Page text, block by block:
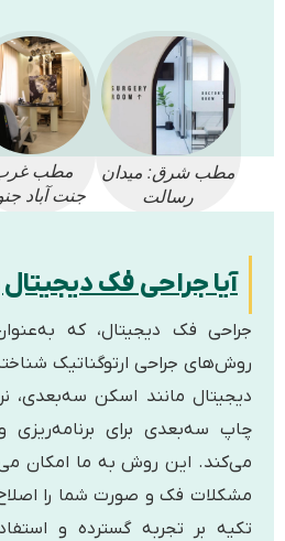
شرق: میدان
مطب غرب:
جنت آباد جنوبی
جراحی فک دیجیتال
فک دیجیتال، که به‌عنوان یکی
جراحی ارتوگناتیک شناخته
مانند اسکن سه‌بعدی،
برای برنامه‌ریزی و اجرای
این روش به ما امکان می‌دهد تا
فک و صورت شما را اصلاح کنیم.
بر تجربه گسترده و استفاده از